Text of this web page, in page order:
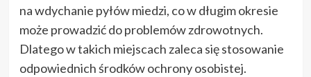
na wdychanie pyłów miedzi, co w długim okresie
może prowadzić do problemów zdrowotnych.
Dlatego w takich miejscach zaleca się stosowanie
odpowiednich środków ochrony osobistej.